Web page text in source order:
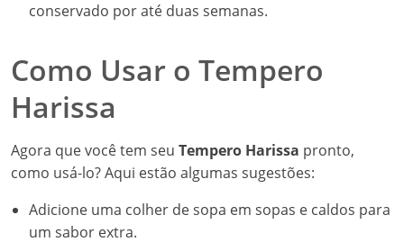
conservado por até duas semanas.
Como Usar o Tempero
Harissa
Agora que você tem seu Tempero Harissa pronto,
como usá-lo? Aqui estão algumas sugestões:
Adicione uma colher de sopa em sopas e caldos para
um sabor extra.